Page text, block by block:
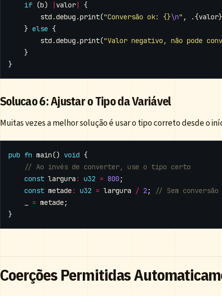
if (b) valor
{
std .debug .print("Conversão ok: {}\n" , .{valor
} else {
std .debug .print("Valor negativo, não pode
}
}
Solucao 6: Ajustar o Tipo da Variável
Muitas vezes a melhor solução é usar o tipo correto desde o
pub fn main() void {
const largura : u32 = 800 ;
const metade : u32 = largura / 2 ;
= metade ;
}
Coerções Permitidas